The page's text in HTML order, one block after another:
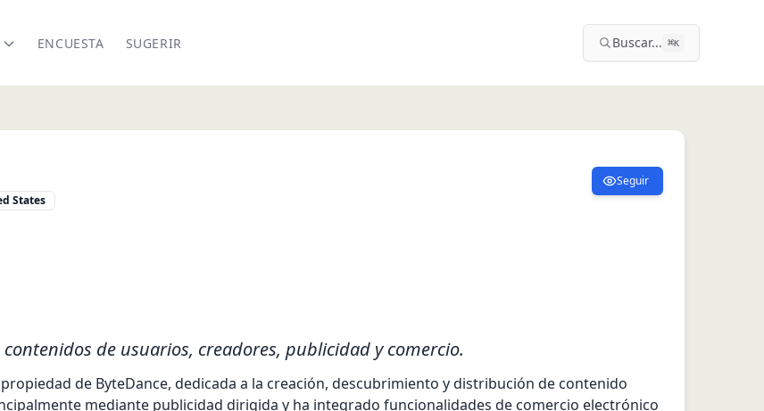
ENCUESTA SUGERIR Buscar... ⌘K
States
Seguir
de usuarios, creadores, publicidad y comercio.
de ByteDance, dedicada a la creación, descubrimiento y distribución de contenido
mediante publicidad dirigida y ha integrado funcionalidades de comercio electrónico